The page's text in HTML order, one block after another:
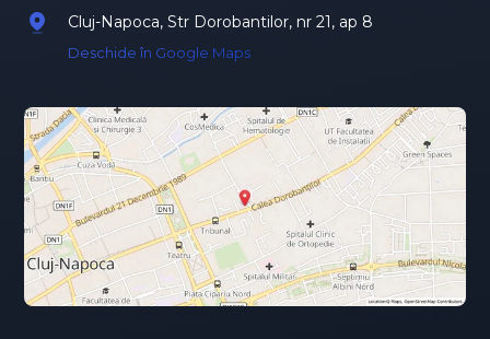
Cluj-Napoca, Str Dorobantilor, nr 21, ap 8
Deschide în Google Maps